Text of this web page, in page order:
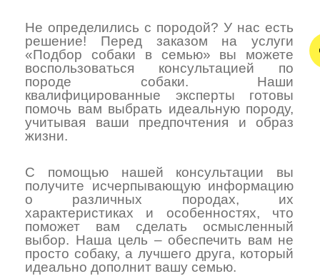
Не определились с породой? У нас есть
решение! Перед заказом на услуги
«Подбор собаки в семью» вы можете
воспользоваться консультацией по
породе собаки. Наши
квалифицированные эксперты готовы
помочь вам выбрать идеальную породу,
учитывая ваши предпочтения и образ
жизни.
С помощью нашей консультации вы
получите исчерпывающую информацию
о различных породах, их
характеристиках и особенностях, что
поможет вам сделать осмысленный
выбор. Наша цель – обеспечить вам не
просто собаку, а лучшего друга, который
идеально дополнит вашу семью.